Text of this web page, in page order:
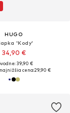
HUGO
'Kody'
34,90 €
39,90 €
cena:29,90 €